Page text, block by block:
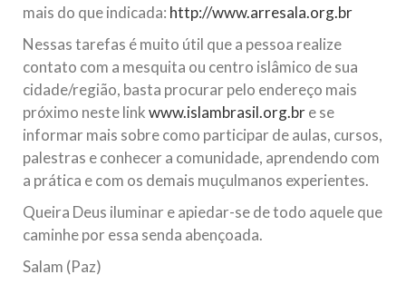
mais do que indicada: http://www.arresala.org.br
Nessas tarefas é muito útil que a pessoa realize
contato com a mesquita ou centro islâmico de sua
cidade/região, basta procurar pelo endereço mais
próximo neste linkwww.islambrasil.org.bre se
informar mais sobre como participar de aulas, cursos,
palestras e conhecer a comunidade, aprendendo com
a prática e com os demais muçulmanos experientes.
Queira Deus iluminar e apiedar-se de todo aquele que
caminhe por essa senda abençoada.
Salam (Paz)